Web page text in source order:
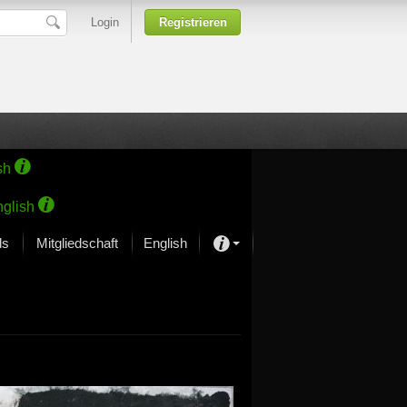
Login Registrieren
Mitgliedschaft English
Kunsthäuser